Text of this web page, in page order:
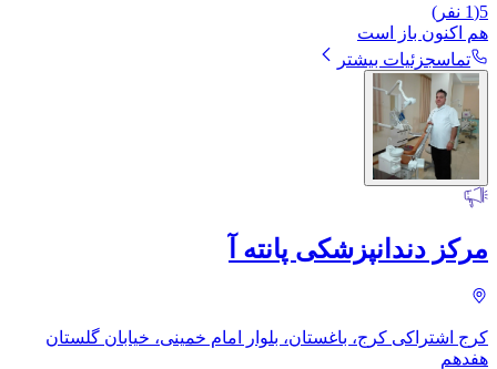
5
(
1 نفر)
هم اکنون باز است
تماسجزئیات بیشتر
مرکز دندانپزشکی پانته آ
کرج اشتراکی کرج، باغستان، بلوار امام خمینی، خیابان گلستان
هفدهم